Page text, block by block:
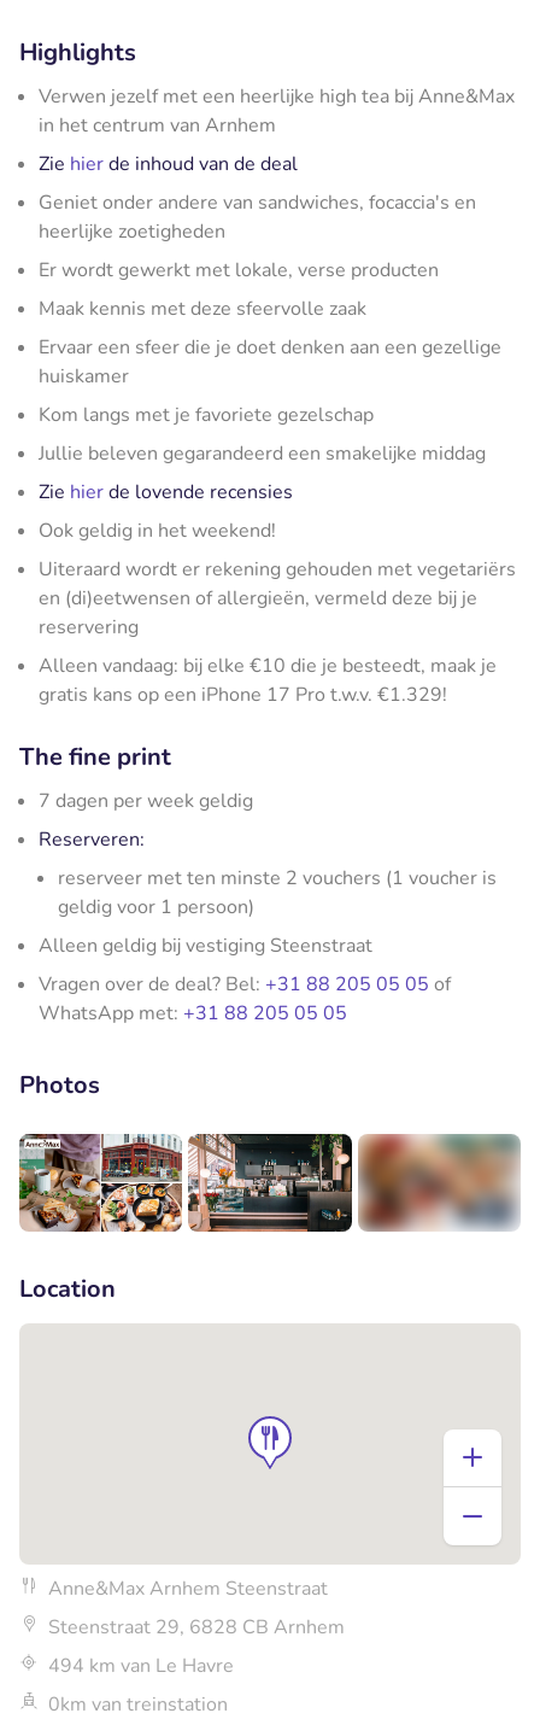
Highlights
Verwen jezelf met een heerlijke high tea bij Anne&Max
in het centrum van Arnhem
Zie hierde inhoud van de deal
Geniet onder andere van sandwiches, focaccia's en
heerlijke zoetigheden
Er wordt gewerkt met lokale, verse producten
Maak kennis met deze sfeervolle zaak
Ervaar een sfeer die je doet denken aan een gezellige
huiskamer
Kom langs met je favoriete gezelschap
Jullie beleven gegarandeerd een smakelijke middag
Zie hierde lovende recensies
Ook geldig in het weekend!
Uiteraard wordt er rekening gehouden met vegetariërs
en (di)eetwensen of allergieën, vermeld deze bij je
reservering
Alleen vandaag: bij elke €10 die je besteedt, maak je
gratis kans op een iPhone 17 Pro t.w.v. €1.329!
The fine print
7 dagen per week geldig
Reserveren:
reserveer met ten minste 2 vouchers (1 voucher is
geldig voor 1 persoon)
Alleen geldig bij vestiging Steenstraat
Vragen over de deal? Bel: +31 88 205 05 05 of
WhatsApp met: +31 88 205 05 05
Photos
Location
Anne&Max Arnhem Steenstraat
Steenstraat 29, 6828 CB Arnhem
494 km van Le Havre
0km van treinstation